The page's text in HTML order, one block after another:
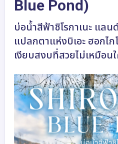
Blue Pond)
บ่อน้ำสีฟ้าชิโรกาเนะ แล
แปลกตาแห่งบิเอะ ฮอกไ
เงียบสงบที่สวยไม่เหมือน